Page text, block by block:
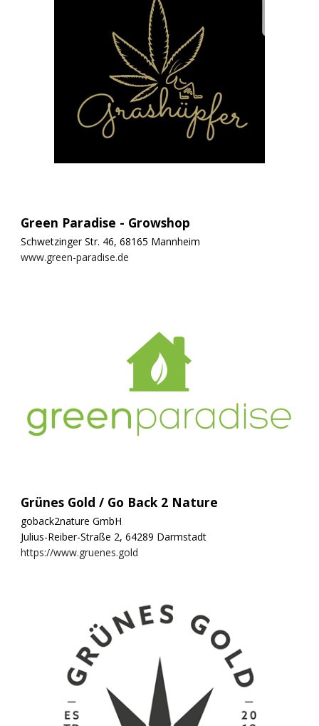
Green Paradise - Growshop
Schwetzinger Str. 46, 68165 Mannheim
www.green-paradise.de
Grünes Gold / Go Back 2 Nature
goback2nature GmbH
Julius-Reiber-Straße 2, 64289 Darmstadt
https://www.gruenes.gold